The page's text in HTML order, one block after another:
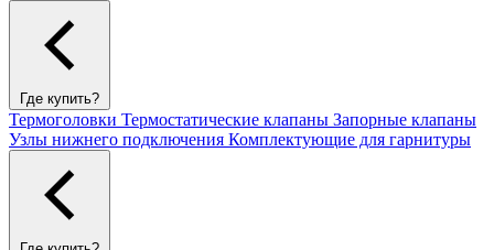
Где купить?
Термоголовки Термостатические клапаны Запорные клапаны
Узлы нижнего подключения Комплектующие для гарнитуры